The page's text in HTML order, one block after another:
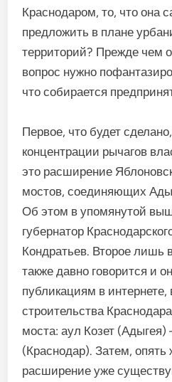
Краснодаром, то, что она
предложить в плане
территорий? Прежде чем
вопрос нужно
что собирается
Первое, что будет
концентрации рычагов
это расширение
мостов, соединяющих
Об этом в упомянутой
губернатор
Кондратьев. Второе лишь
также давно говорится и
публикациям в интернете,
строительства
моста: аул Козет
(Краснодар). Затем,
расширение уже